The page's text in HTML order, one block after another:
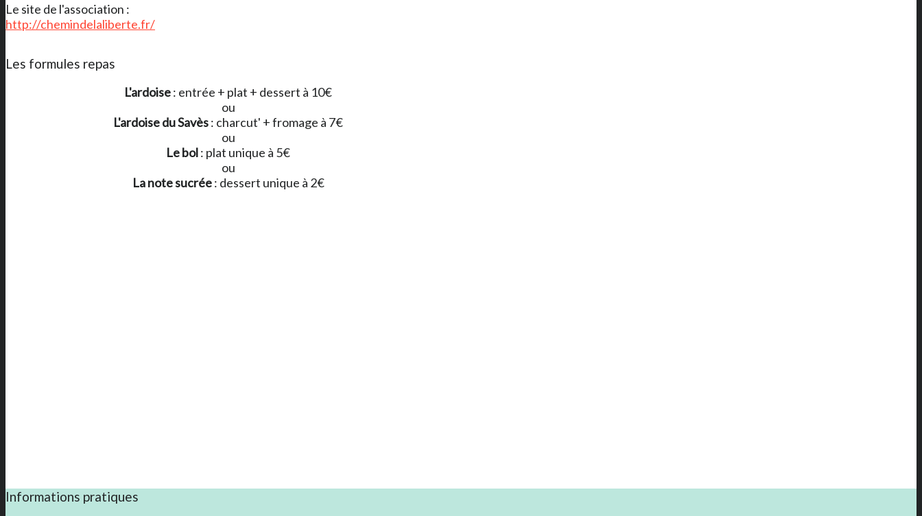
Le site de l'association :
http://chemindelaliberte.fr/
Les formules repas
L'ardoise: entrée + plat + dessert à 10€
ou
L'ardoise du Savès: charcut' + fromage à 7€
ou
Le bol: plat unique à 5€
ou
La note sucrée: dessert unique à 2€
Informations pratiques